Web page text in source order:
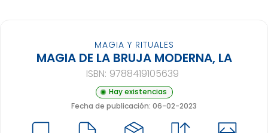
MAGIA Y RITUALES
MAGIA DE LA BRUJA MODERNA, LA
ISBN: 9788419105639
Hay existencias
Fecha de publicación: 06-02-2023